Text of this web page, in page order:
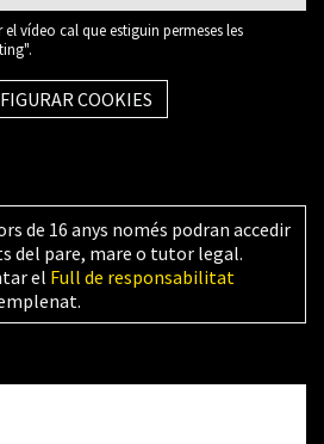
vídeo cal que estiguin permeses les
COOKIES
de 16 anys només podran accedir
del pare, mare o tutor legal.
el Full de responsabilitat